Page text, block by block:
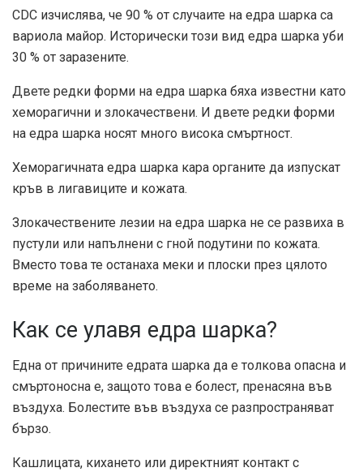
CDC изчислява, че 90 % от случаите на едра шарка са
вариола майор. Исторически този вид едра шарка уби
30 % от заразените.
Двете редки форми на едра шарка бяха известни като
хеморагични и злокачествени. И двете редки форми
на едра шарка носят много висока смъртност.
Хеморагичната едра шарка кара органите да изпускат
кръв в лигавиците и кожата.
Злокачествените лезии на едра шарка не се развиха в
пустули или напълнени с гной подутини по кожата.
Вместо това те останаха меки и плоски през цялото
време на заболяването.
Как се улавя едра шарка?
Една от причините едрата шарка да е толкова опасна и
смъртоносна е, защото това е болест, пренасяна във
въздуха. Болестите във въздуха се разпространяват
бързо.
Кашлицата, кихането или директният контакт с